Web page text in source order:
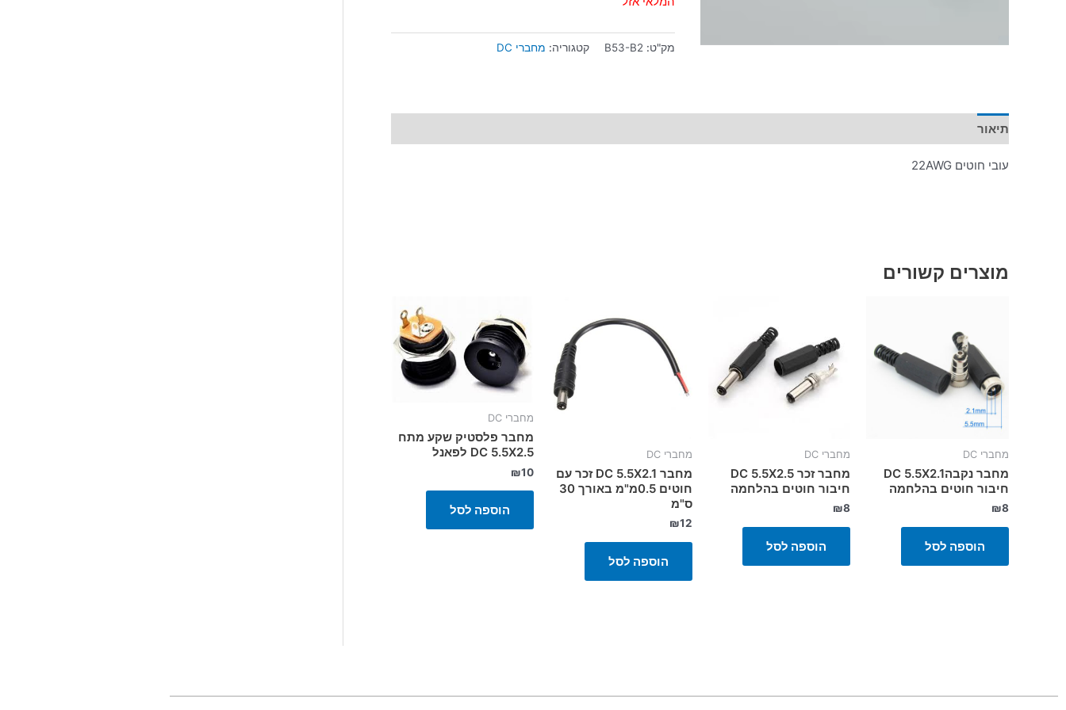
מק"ט: B53-B2 קטגוריה: מחברי DC
תיאור
עובי חוטים 22AWG
מוצרים קשורים
מחברי DC
מחבר נקבהDC 5.5X2.1
חיבור חוטים בהלחמה
₪8
הוספה לסל
מחברי DC
מחבר זכר DC 5.5X2.5
חיבור חוטים בהלחמה
₪8
הוספה לסל
מחברי DC
מחבר DC 5.5X2.1 זכר עם
חוטים 0.5מ"מ באורך 30
ס"מ
₪12
הוספה לסל
מחברי DC
מחבר פלסטיק שקע מתח
DC 5.5X2.5 לפאנל
₪10
הוספה לסל